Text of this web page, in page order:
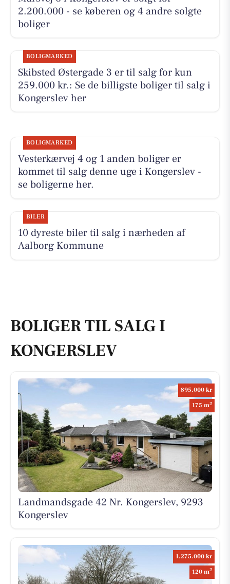
2.200.000 - se køberen og 4 andre solgte
boliger
BOLIGMARKED
Skibsted Østergade 3 er til salg for kun
259.000 kr.: Se de billigste boliger til salg i
Kongerslev her
BOLIGMARKED
Vesterkærvej 4 og 1 anden boliger er
kommet til salg denne uge i Kongerslev -
se boligerne her.
BILER
10 dyreste biler til salg i nærheden af
Aalborg Kommune
BOLIGER TIL SALG I
KONGERSLEV
895.000 kr
175 m2
Landmandsgade 42 Nr. Kongerslev, 9293
Kongerslev
1.275.000 kr
120 m2